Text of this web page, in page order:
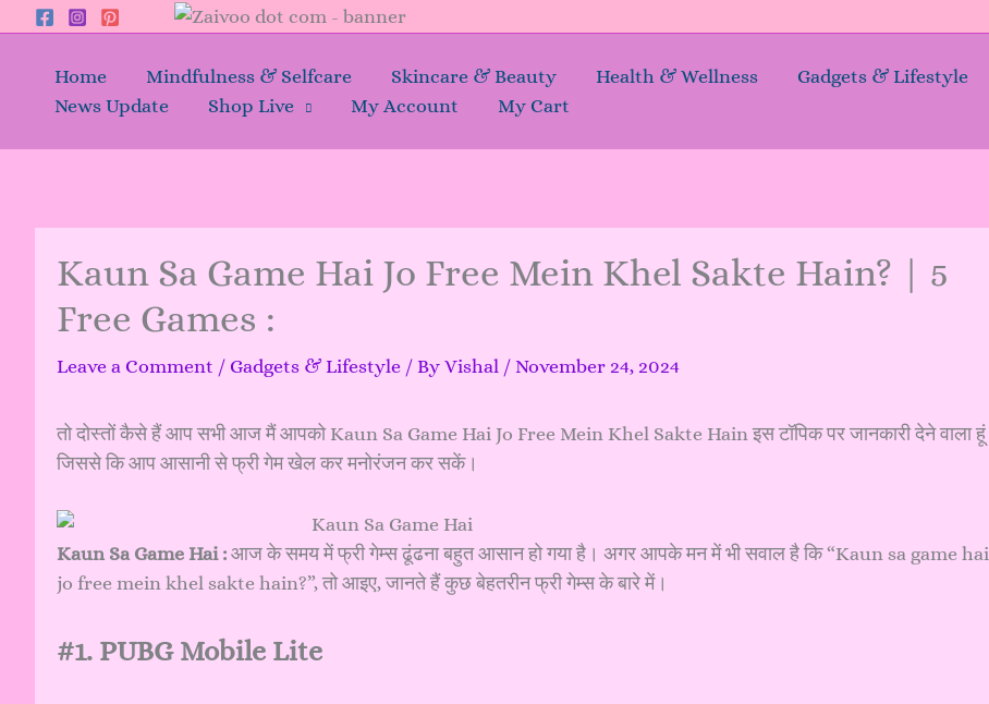
Skip
contentHome Mindfulness & Selfcare Skincare & Beauty Health & Wellness Gadgets & Lifestyle
News Update
Shop Live My Account My Cart
Kaun Sa Game Hai Jo Free Mein Khel Sakte Hain? | 5
Free Games :
Leave a Comment / Gadgets & Lifestyle / By Vishal / November 24, 2024
तो दोस्तों कैसे हैं आप सभी आज मैं आपको Kaun Sa Game Hai Jo Free Mein Khel Sakte Hain इस टॉपिक पर जानकारी देने वाला हूं
जिससे कि आप आसानी से फ्री गेम खेल कर मनोरंजन कर सकें।
Kaun Sa Game Hai : आज के समय में फ्री गेम्स ढूंढना बहुत आसान हो गया है। अगर आपके मन में भी सवाल है कि “Kaun sa game hai
jo free mein khel sakte hain?”, तो आइए, जानते हैं कुछ बेहतरीन फ्री गेम्स के बारे में।
#1. PUBG Mobile Lite